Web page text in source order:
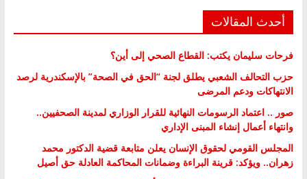
أحدث المقالات
فرحات سليمان يكتب: القطاع الصحي إلى أين؟
حزب التحالف الشعبي يطلق لجنة “الحق في الصحة” بالإسكندرية لرصد
الانتهاكات ودعم المرضى
صور .. اعتماد الرسومات النهائية للقرار الوزاري لمدينة الصحفيين..
وانتهاء أعمال إنشاء المبنى الإداري
المجلس القومي لحقوق الإنسان يعلن متابعة قضية الدكتور محمد
زهران.. ويؤكد: قرينة البراءة وضمانات المحاكمة العادلة حق أصيل